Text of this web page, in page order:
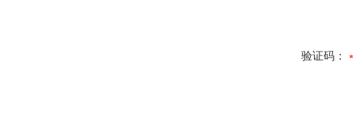
验证码：